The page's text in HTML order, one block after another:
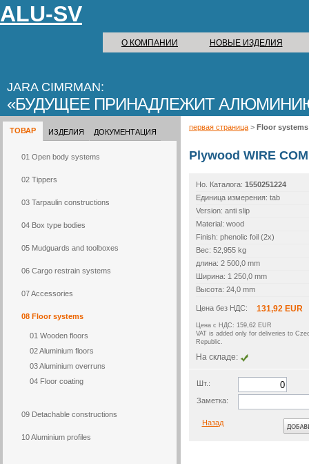
ALU-SV
О КОМПАНИИ НОВЫЕ ИЗДЕЛИЯ
JARA CIMRMAN:
БУДУЩЕЕ ПРИНАДЛЕЖИТ
ТОВАР
01 Open body systems
02 Tippers
03 Tarpaulin constructions
04 Box type bodies
05 Mudguards and toolboxes
06 Cargo restrain systems
07 Accessories
08 Floor systems
01 Wooden floors
02 Aluminium floors
03 Aluminium overruns
04 Floor coating
09 Detachable constructions
10 Aluminium profiles
ИЗДЕЛИЯ ДОКУМЕНТАЦИЯ
первая страница > Floor systems
Plywood WIRE
Но. Каталогa: 1550251224
Единица измерения: tab
Version: anti slip
Material: wood
Finish: phenolic foil (2x)
Вес: 52,955 kg
длина: 2 500,0 mm
Ширина: 1 250,0 mm
Высота: 24,0 mm
Цена без НДС: 131,92 EUR
Цена с НДС: 159,62 EUR
VAT is added only for deliveries to
Republic.
На складе:
Шт.:
Заметка:
Назад